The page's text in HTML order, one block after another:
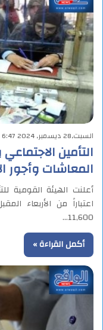
السبت,28 ديسمبر, 2024 6:47 م
التأمين
المعاشات وأجور
أعلنت الهيئة القومية
اعتباراً من الأربعاء
11,600…
أكمل القراءة »